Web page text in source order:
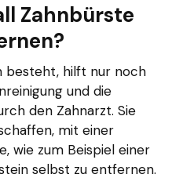
Zahnbürste
besteht, hilft nur noch
und die
den Zahnarzt. Sie
mit einer
wie zum Beispiel einer
selbst zu entfernen.